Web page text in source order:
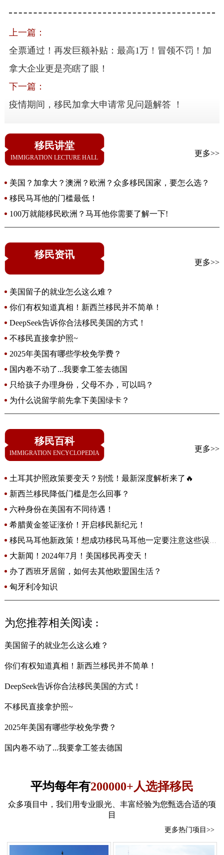
上一篇：
全票通过！再发巨额补贴：最高1万！冒领不罚！加
拿大企业更是亮瞎了眼！
下一篇：
疫情期间，移民加拿大申请常见问题解答 ！
移民讲堂
IMMIGRATION LECTURE HALL 更多>>
美国？加拿大？澳洲？欧洲？众多移民国家，要怎么选？
移民马耳他的门槛最低！
100万就能移民欧洲？马耳他你需要了解一下!
移民资讯
更多>>
美国留子的就业怎么这么难？
你们有权知道真相！新西兰移民并不简单！
DeepSeek告诉你合法移民美国的方式！
不移民直接拿护照~
2025年美国有哪些学校免学费？
国内卷不动了...我要拿工签去德国
只给孩子办理身份，父母不办，可以吗？
为什么说留学前先拿下美国绿卡？
移民百科
IMMIGRATION ENCYCLOPEDIA 更多>>
土耳其护照政策要变天？别慌！最新深度解析来了🔥
新西兰移民降低门槛是怎么回事？
六种身份在美国有不同待遇！
希腊黄金签证涨价！开启移民新纪元！
移民马耳他新政策！想成功移民马耳他一定要注意这些误
区！
大新闻！2024年7月！美国移民再变天！
办了西班牙居留，如何去其他欧盟国生活？
匈牙利冷知识
为您推荐相关阅读 :
美国留子的就业怎么这么难？
你们有权知道真相！新西兰移民并不简单！
DeepSeek告诉你合法移民美国的方式！
不移民直接拿护照~
2025年美国有哪些学校免学费？
国内卷不动了...我要拿工签去德国
平均每年有200000+人选择移民
众多项目中，我们用专业眼光、丰富经验为您甄选合适的项
目
更多热门项目>>